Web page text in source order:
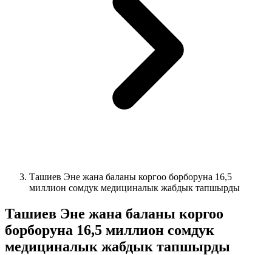
Ташиев Эне жана баланы коргоо борборуна 16,5
миллион сомдук медициналык жабдык тапшырды
Ташиев Эне жана баланы коргоо
борборуна 16,5 миллион сомдук
медициналык жабдык тапшырды